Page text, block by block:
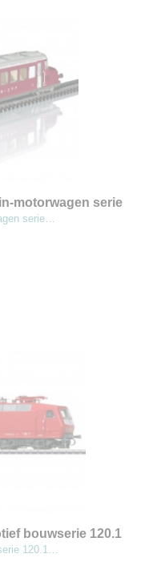
motorwagen serie
serie…
bouwserie 120.1
120.1…